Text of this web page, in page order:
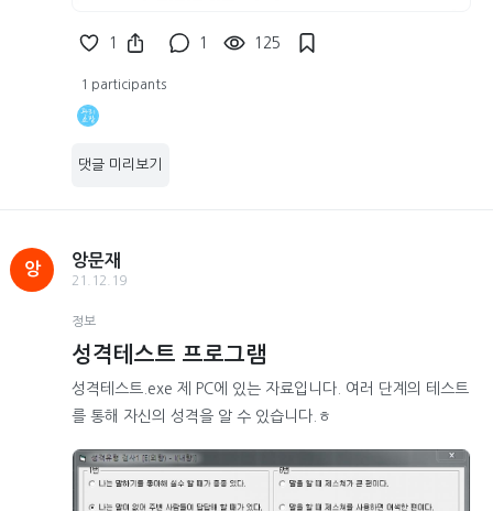
1 1 125
1 participants
댓글 미리보기
앙
앙문재
21.12.19
정보
성격테스트 프로그램
성격테스트.exe 제 PC에 있는 자료입니다. 여러 단계의 테스트
를 통해 자신의 성격을 알 수 있습니다.ㅎ